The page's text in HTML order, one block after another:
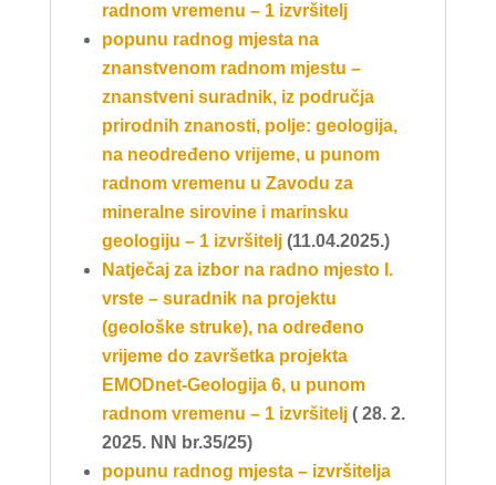
radnom vremenu – 1 izvršitelj
popunu radnog mjesta na
znanstvenom radnom mjestu –
znanstveni suradnik, iz područja
prirodnih znanosti, polje: geologija,
na neodređeno vrijeme, u punom
radnom vremenu u Zavodu za
mineralne sirovine i marinsku
geologiju – 1 izvršitelj(11.04.2025.)
Natječaj za izbor na radno mjesto I.
vrste – suradnik na projektu
(geološke struke), na određeno
vrijeme do završetka projekta
EMODnet-Geologija 6, u punom
radnom vremenu – 1 izvršitelj( 28. 2.
2025. NN br.35/25)
popunu radnog mjesta – izvršitelja